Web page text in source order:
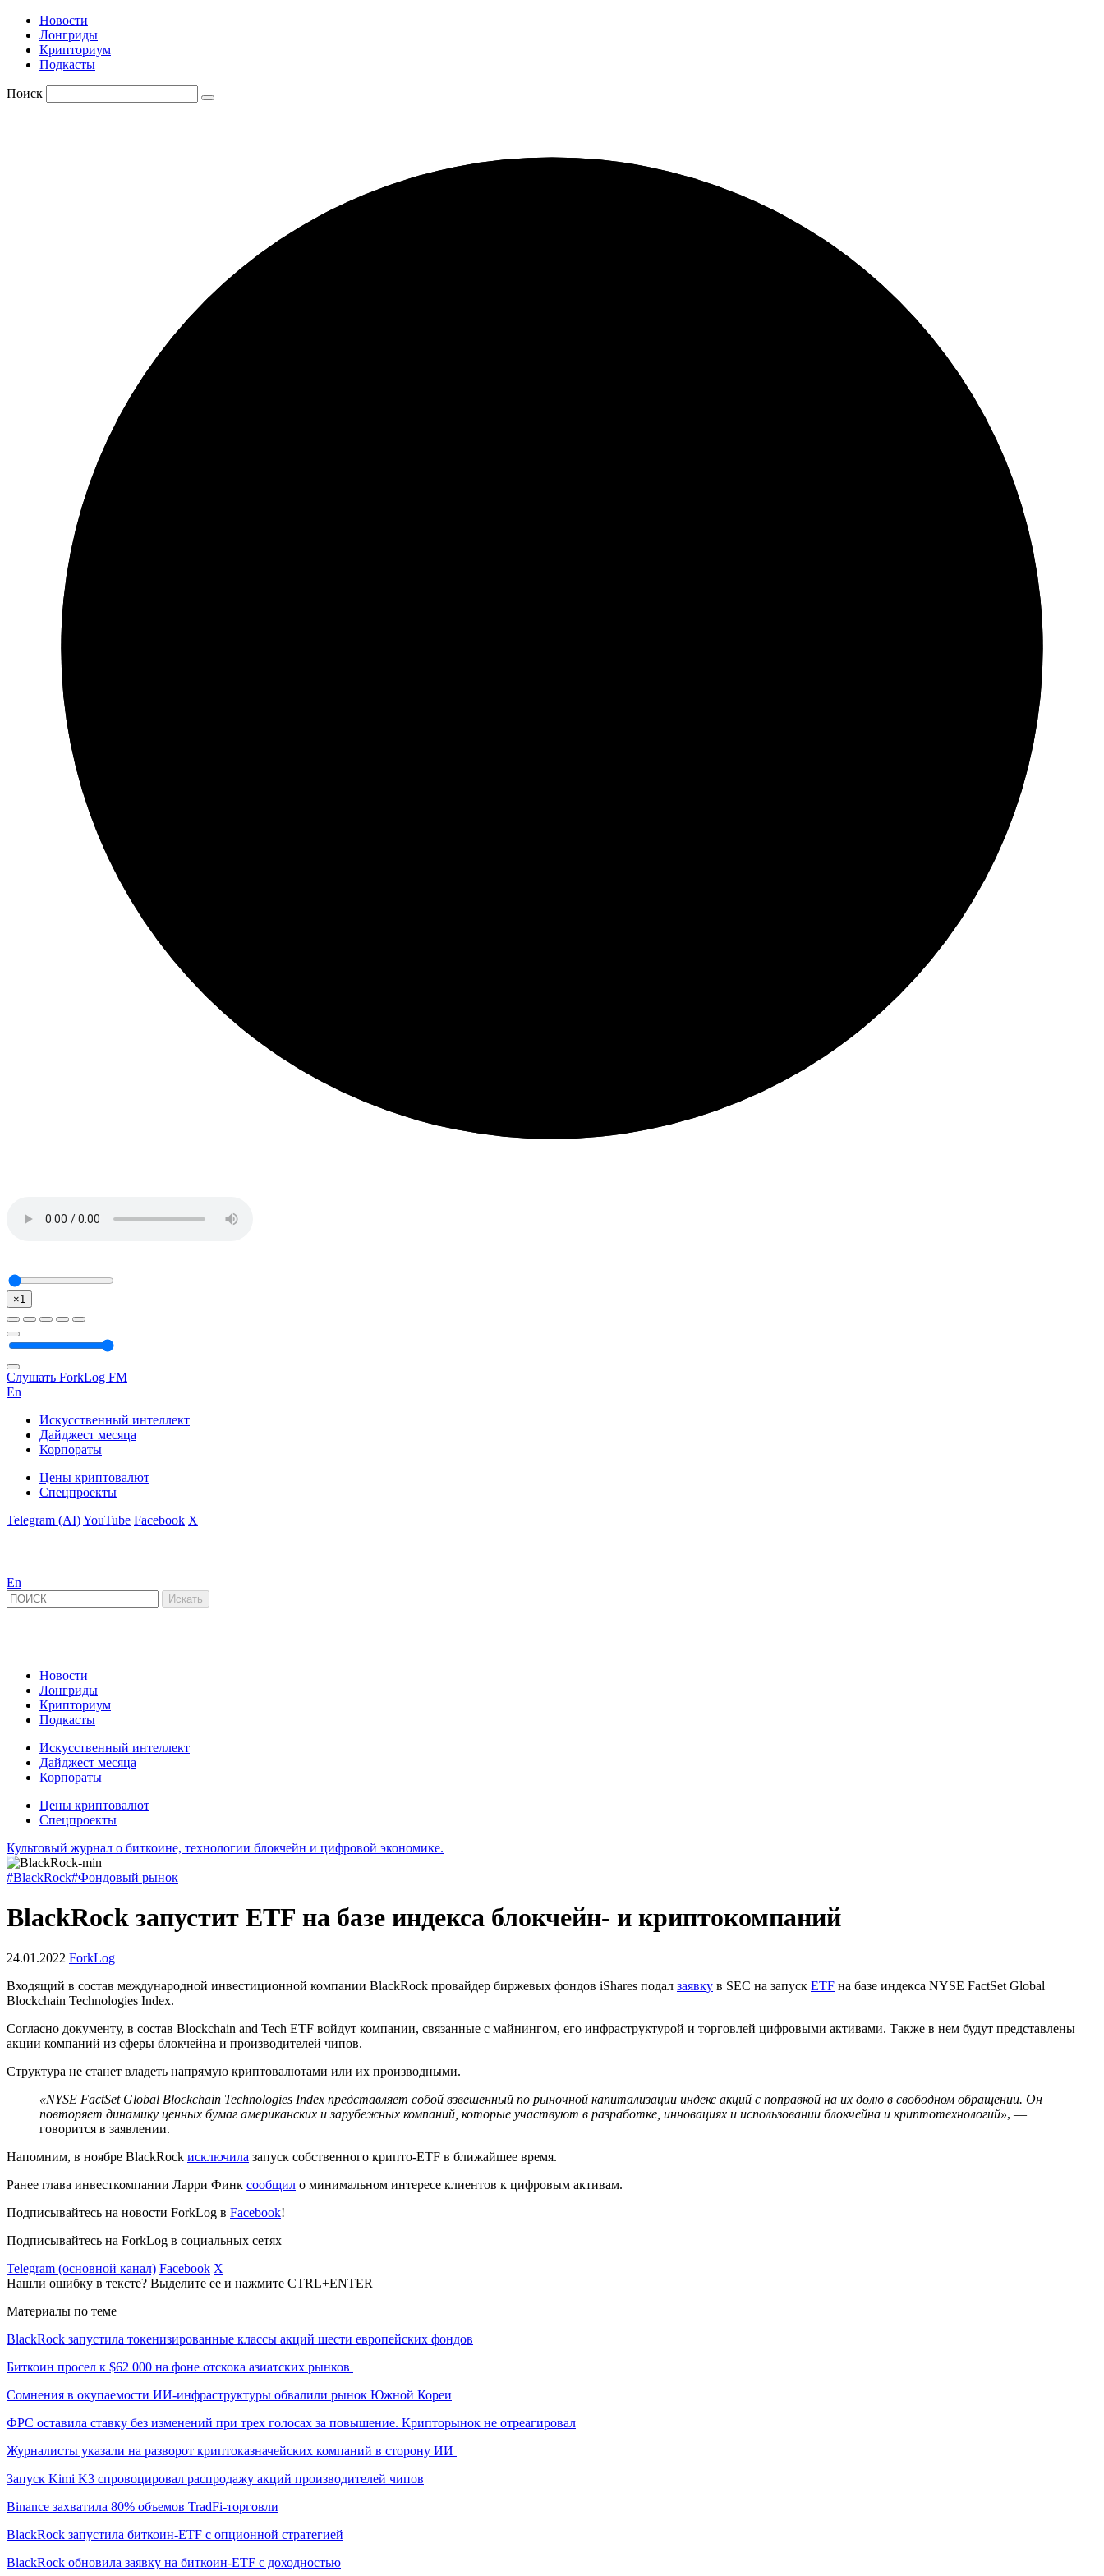
Новости
Лонгриды
Крипториум
Подкасты
Поиск
×1
Слушать ForkLog FM
En
Искусственный интеллект
Дайджест месяца
Корпораты
Цены криптовалют
Спецпроекты
Telegram (AI)YouTube Facebook X
En
Новости
Лонгриды
Крипториум
Подкасты
Искусственный интеллект
Дайджест месяца
Корпораты
Цены криптовалют
Спецпроекты
Культовый журнал о биткоине, технологии блокчейн и цифровой экономике.
#BlackRock#Фондовый рынок
BlackRock запустит ETF на базе индекса блокчейн- и криптокомпаний
24.01.2022 ForkLog
Входящий в состав международной инвестиционной компании BlackRock провайдер биржевых фондов iShares подал заявку в SEC на запуск ETF на базе индекса NYSE FactSet Global
Blockchain Technologies Index.
Согласно документу, в состав Blockchain and Tech ETF войдут компании, связанные с майнингом, его инфраструктурой и торговлей цифровыми активами. Также в нем будут представлены
акции компаний из сферы блокчейна и производителей чипов.
Структура не станет владеть напрямую криптовалютами или их производными.
«NYSE FactSet Global Blockchain Technologies Index представляет собой взвешенный по рыночной капитализации индекс акций с поправкой на их долю в свободном обращении. Он
повторяет динамику ценных бумаг американских и зарубежных компаний, которые участвуют в разработке, инновациях и использовании блокчейна и криптотехнологий», —
говорится в заявлении.
Напомним, в ноябре BlackRock исключила запуск собственного крипто-ЕTF в ближайшее время.
Ранее глава инвесткомпании Ларри Финк сообщил о минимальном интересе клиентов к цифровым активам.
Подписывайтесь на новости ForkLog в Facebook!
Подписывайтесь на ForkLog в социальных сетях
Telegram (основной канал) Facebook X
Нашли ошибку в тексте? Выделите ее и нажмите CTRL+ENTER
Материалы по теме
BlackRock запустила токенизированные классы акций шести европейских фондов
Биткоин просел к $62 000 на фоне отскока азиатских рынков
Сомнения в окупаемости ИИ-инфраструктуры обвалили рынок Южной Кореи
ФРС оставила ставку без изменений при трех голосах за повышение. Крипторынок не отреагировал
Журналисты указали на разворот криптоказначейских компаний в сторону ИИ
Запуск Kimi K3 спровоцировал распродажу акций производителей чипов
Binance захватила 80% объемов TradFi-торговли
BlackRock запустила биткоин-ETF с опционной стратегией
BlackRock обновила заявку на биткоин-ETF с доходностью